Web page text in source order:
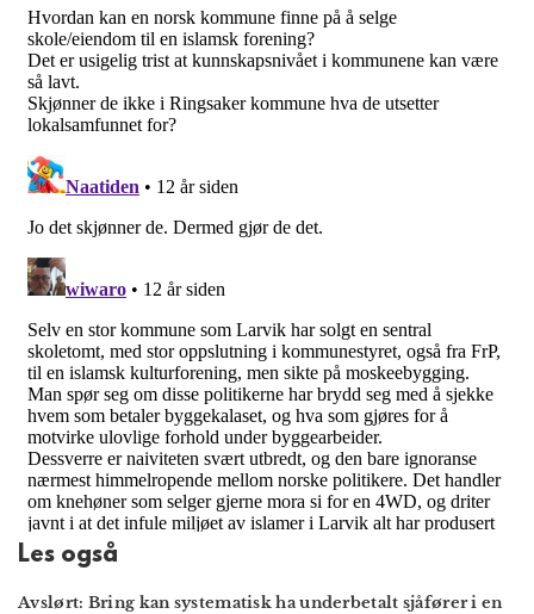
Les også
Avslørt: Bring kan systematisk ha underbetalt sjåfører i en